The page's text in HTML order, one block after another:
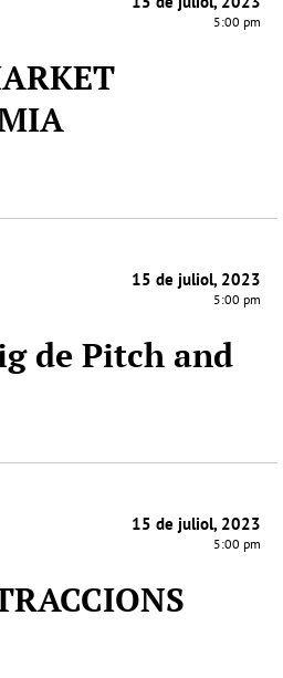
5:00 pm
15 de juliol, 2023
5:00 pm
de Pitch and
15 de juliol, 2023
5:00 pm